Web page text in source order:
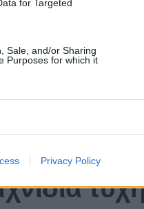
for Targeted
Sale, and/or Sharing
Purposes for which it
Privacy Policy
σε χερσαίες
υπολογίζεται με
έμπορος καζίνο
χάσει αυτό ήταν
συνεχώς.
επεκτάθηκε για να